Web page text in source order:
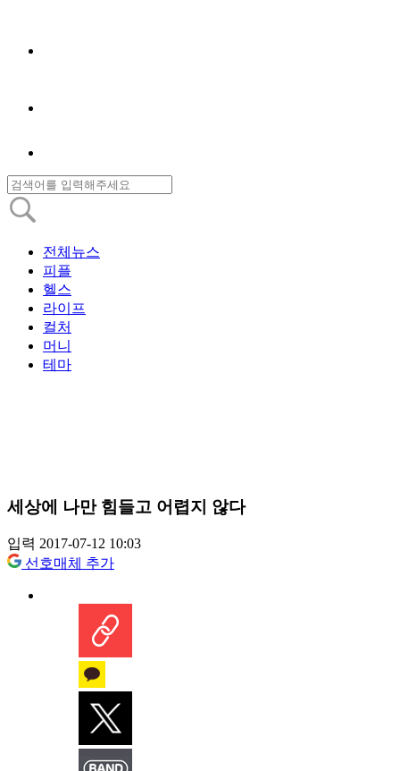
전체뉴스
피플
헬스
라이프
컬처
머니
테마
세상에 나만 힘들고 어렵지 않다
입력 2017-07-12 10:03
선호매체 추가